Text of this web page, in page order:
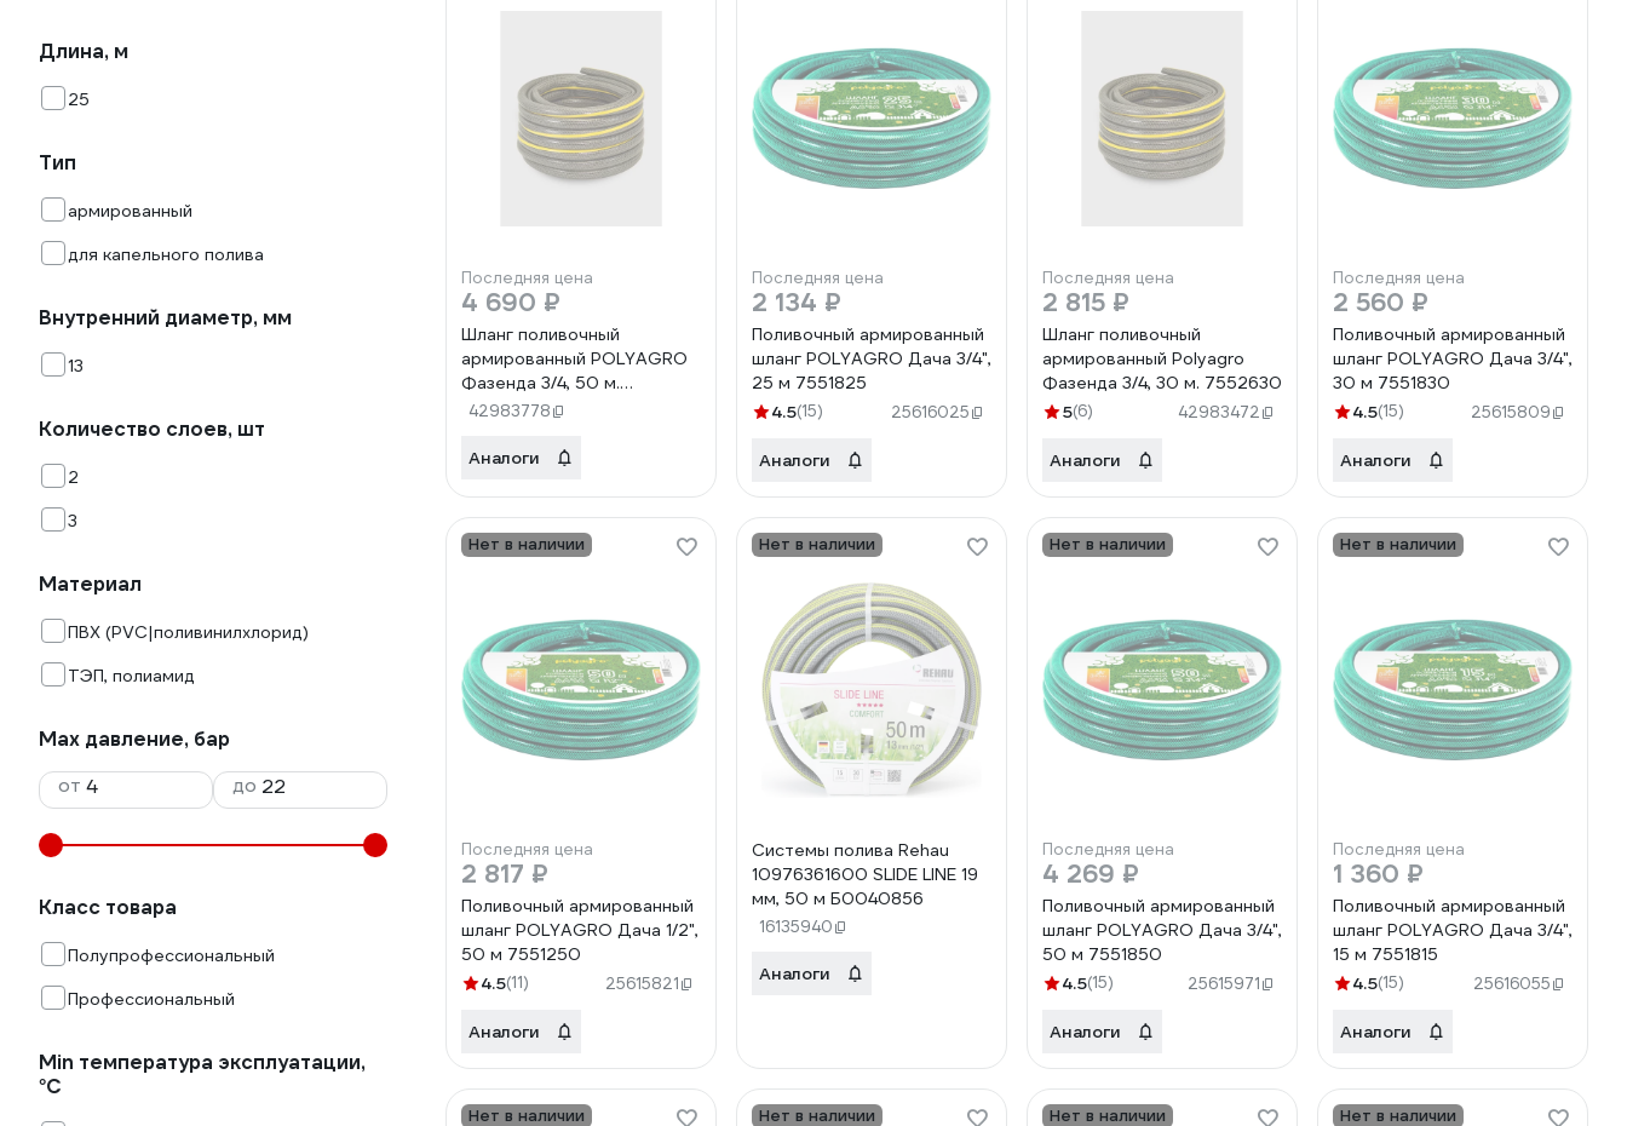
Длина, м
25
Тип
армированный
для капельного полива
Внутренний диаметр, мм
13
Количество слоев, шт
2
3
Материал
ПВХ (PVC|поливинилхлорид)
ТЭП, полиамид
Max давление, бар
от
до
Класс товара
Полупрофессиональный
Профессиональный
Min температура эксплуатации,
°С
Последняя цена
4 690 ₽
Шланг поливочный
армированный POLYAGRO
Фазенда 3/4, 50 м.
7552650
42983778
Аналоги
Последняя цена
2 134 ₽
Поливочный армированный
шланг POLYAGRO Дача 3/4",
25 м 7551825
4.5(15) 25616025
Аналоги
Последняя цена
2 815 ₽
Шланг поливочный
армированный Polyagro
Фазенда 3/4, 30 м. 7552630
5(6) 42983472
Аналоги
Последняя цена
2 560 ₽
Поливочный армированный
шланг POLYAGRO Дача 3/4",
30 м 7551830
4.5(15) 25615809
Аналоги
Нет в наличии
Последняя цена
2 817 ₽
Поливочный армированный
шланг POLYAGRO Дача 1/2",
50 м 7551250
4.5(11) 25615821
Аналоги
Нет в наличии
Системы полива Rehau
10976361600 SLIDE LINE 19
мм, 50 м Б0040856
16135940
Аналоги
Нет в наличии
Последняя цена
4 269 ₽
Поливочный армированный
шланг POLYAGRO Дача 3/4",
50 м 7551850
4.5(15) 25615971
Аналоги
Нет в наличии
Последняя цена
1 360 ₽
Поливочный армированный
шланг POLYAGRO Дача 3/4",
15 м 7551815
4.5(15) 25616055
Аналоги
Нет в наличии Нет в наличии Нет в наличии Нет в наличии